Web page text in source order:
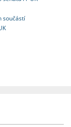
součástí